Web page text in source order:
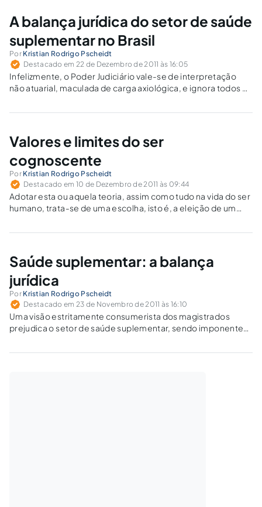
A balança jurídica do setor de saúde
suplementar no Brasil
Por Kristian Rodrigo Pscheidt
Destacado em 22 de Dezembro de 2011 às 16:05
Infelizmente, o Poder Judiciário vale-se de interpretação
não atuarial, maculada de carga axiológica, e ignora todos os
somente, normas que visam a proteção da vida e saúde, com
Valores e limites do ser
cognoscente
Por Kristian Rodrigo Pscheidt
Destacado em 10 de Dezembro de 2011 às 09:44
Adotar esta ou aquela teoria, assim como tudo na vida do ser
humano, trata-se de uma escolha, isto é, a eleição de um
Saúde suplementar: a balança
jurídica
Por Kristian Rodrigo Pscheidt
Destacado em 23 de Novembro de 2011 às 16:10
Uma visão estritamente consumerista dos magistrados
prejudica o setor de saúde suplementar, sendo imponente
para poder reequilibrar o setor.